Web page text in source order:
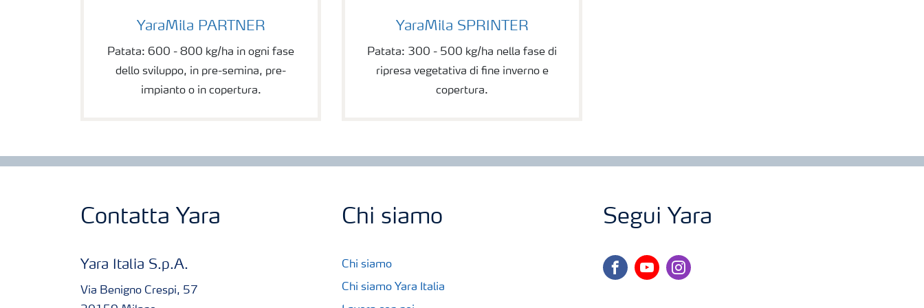
YaraMila PARTNER
Patata: 600 - 800 kg/ha in ogni fase
dello sviluppo, in pre-semina, pre-
impianto o in copertura.
YaraMila SPRINTER
Patata: 300 - 500 kg/ha nella fase di
ripresa vegetativa di fine inverno e
copertura.
Contatta Yara
Yara Italia S.p.A.
Via Benigno Crespi, 57
Chi siamo
Chi siamo
Chi siamo Yara Italia
Segui Yara
facebookyoutubeinstagram